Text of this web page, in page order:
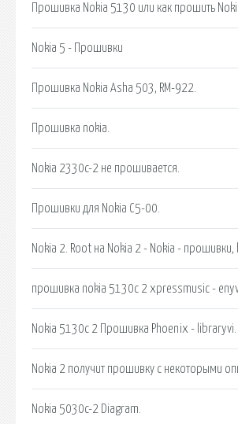
Прошивка Nokia 5130 или как прошить
Nokia 5 - Прошивки
Прошивка Nokia Asha 503, RM-922.
Прошивка nokia.
Nokia 2330c-2 не прошивается.
Прошивки для Nokia C5-00.
Nokia 2. Root на Nokia 2 - Nokia - прошивки,
прошивка nokia 5130c 2 xpressmusic -
Nokia 5130c 2 Прошивка Phoenix - libraryvi.
Nokia 2 получит прошивку с некоторыми
Nokia 5030c-2 Diagram.